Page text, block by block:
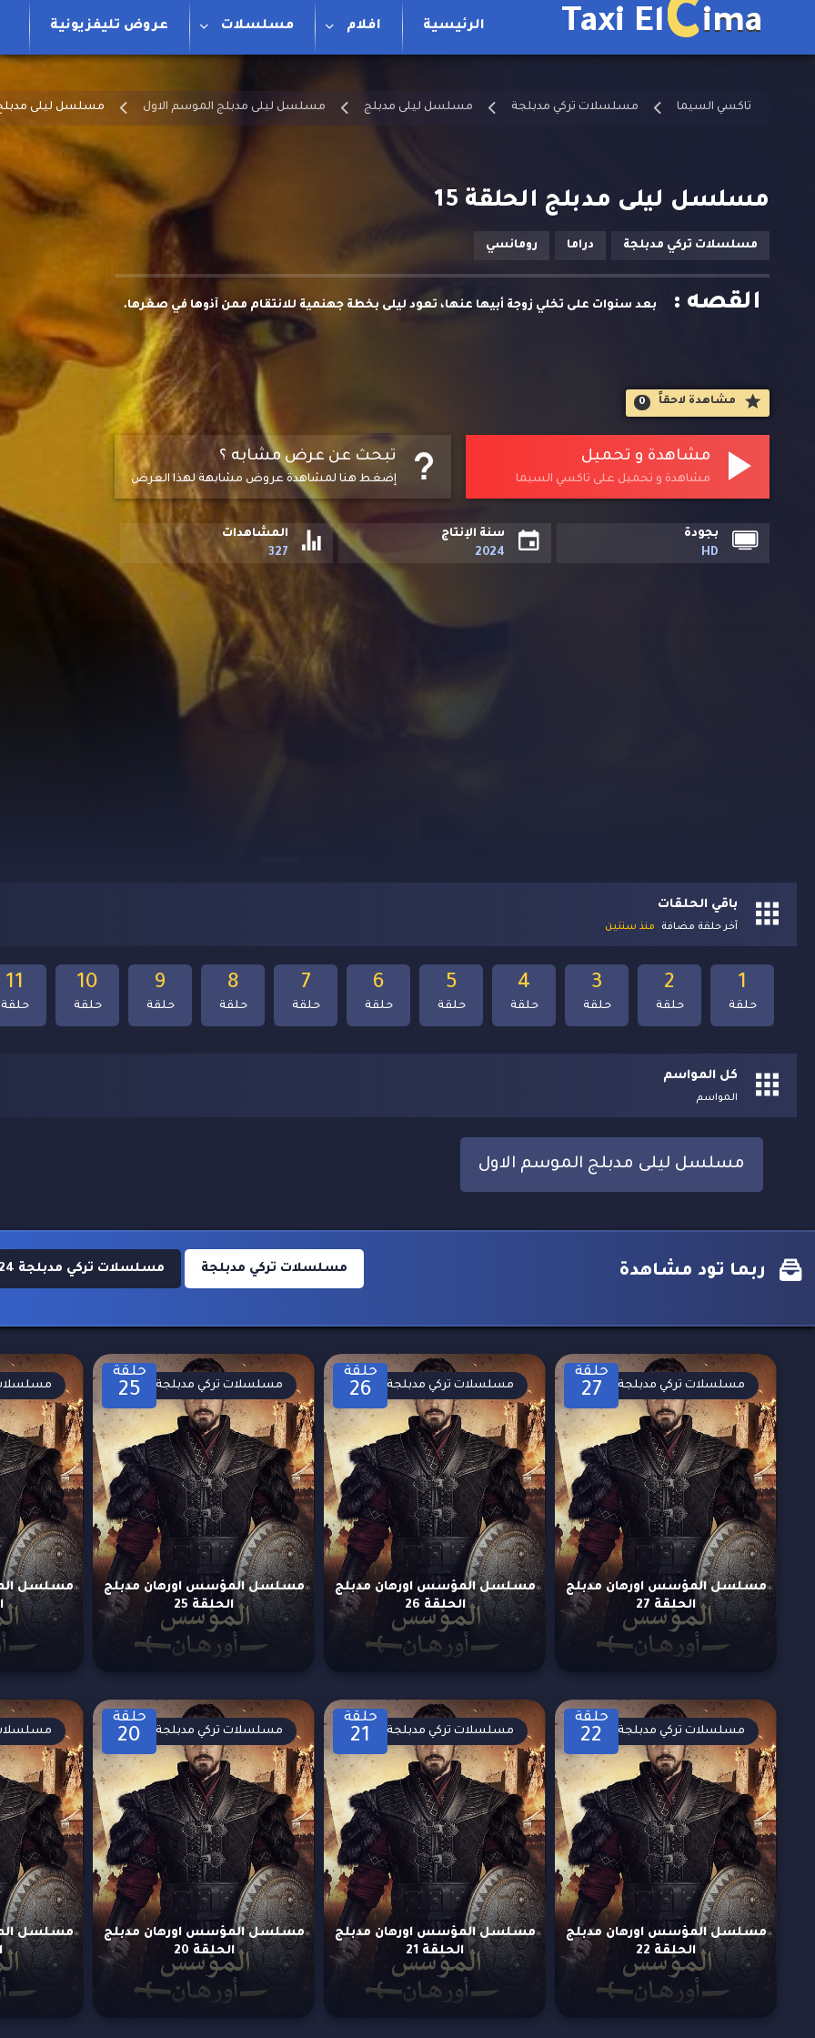
Taxi ElCima الرئيسية افلام مسلسلات عروض تليفزيونية
تاكسي السيما مسلسلات تركي مدبلجة مسلسل ليلى مدبلج مسلسل ليلى مدبلج الموسم الاول مسلسل ليلى مدبلج
مسلسل ليلى مدبلج الحلقة 15
مسلسلات تركي مدبلجة دراما رومانسي
القصه : بعد سنوات على تخلي زوجة أبيها عنها، تعود ليلى بخطة جهنمية للانتقام ممن آذوها في صغرها.
مشاهدة لاحقاََ 0
تبحث عن عرض مشابه ؟
إضغط هنا لمشاهدة عروض مشابهة لهذا العرض
مشاهدة و تحميل
مشاهدة و تحميل على تاكسي السيما
بجودة
HD
سنة الإنتاج
2024
المشاهدات
327
باقي الحلقات
آخر حلقة مضافة منذ سنتين
11
حلقة
10
حلقة
9
حلقة
8
حلقة
7
حلقة
6
حلقة
5
حلقة
4
حلقة
3
حلقة
2
حلقة
1
حلقة
كل المواسم
المواسم
مسلسل ليلى مدبلج الموسم الاول
ربما تود مشاهدة مسلسلات تركي مدبلجة مسلسلات تركي مدبلجة 2024
حلقة
27
مسلسل المؤسس اورهان مدبلج
الحلقة 27
مسلسلات تركي مدبلجة
حلقة
26
مسلسل المؤسس اورهان مدبلج
الحلقة 26
مسلسلات تركي مدبلجة
حلقة
25
مسلسل المؤسس اورهان مدبلج
الحلقة 25
مسلسلات تركي مدبلجة
مسلسل
حلقة
22
مسلسل المؤسس اورهان مدبلج
الحلقة 22
مسلسلات تركي مدبلجة
حلقة
21
مسلسل المؤسس اورهان مدبلج
الحلقة 21
مسلسلات تركي مدبلجة
حلقة
20
مسلسل المؤسس اورهان مدبلج
الحلقة 20
مسلسلات تركي مدبلجة
مسلسل